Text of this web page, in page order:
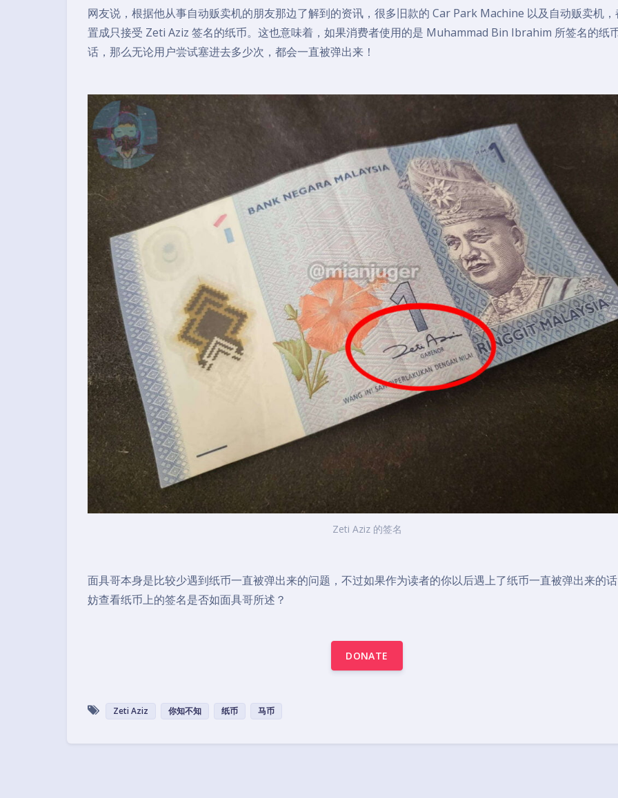
网友说，根据他从事自动贩卖机的朋友那边了解到的资讯，很多旧款的 Car Park Machine 以及自动贩卖机
置成只接受 Zeti Aziz 签名的纸币。这也意味着，如果消费者使用的是 Muhammad Bin Ibrahim 所签名的纸
话，那么无论用户尝试塞进去多少次，都会一直被弹出来！
Zeti Aziz 的签名
面具哥本身是比较少遇到纸币一直被弹出来的问题，不过如果作为读者的你以后遇上了纸币一直被弹出来的
妨查看纸币上的签名是否如面具哥所述？
DONATE
Zeti Aziz 你知不知 纸币 马币